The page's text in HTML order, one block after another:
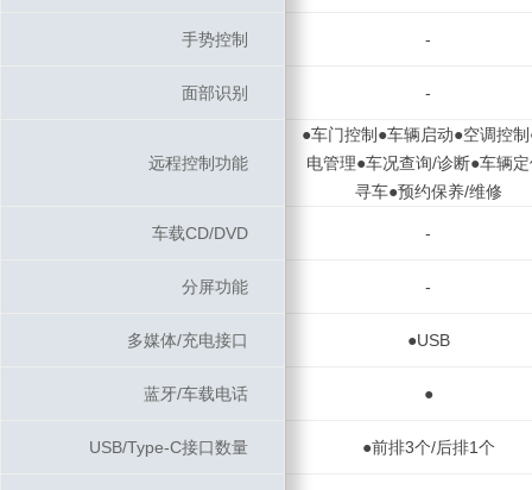
手势控制 -
面部识别 -
远程控制功能
●车门控制●车辆启动●空调控
电管理●车况查询/诊断●车辆
寻车●预约保养/维修
车载CD/DVD -
分屏功能 -
多媒体/充电接口 ●USB
蓝牙/车载电话 ●
USB/Type-C接口数量 ●前排3个/后排1个
手势控制
面部识别
远程控制功能
车载CD/DVD
分屏功能
多媒体/充电接口
蓝牙/车载电话
USB/Type-C接口数量